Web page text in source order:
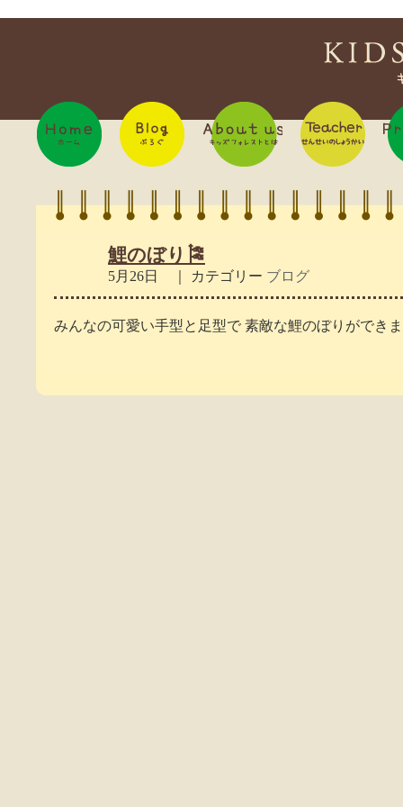
鯉のぼり🎏
5月26日 ｜ カテゴリー ブログ
みんなの可愛い手型と足型で 素敵な鯉のぼりができ